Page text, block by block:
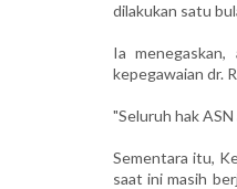
dilakukan satu
Ia
kepegawaian dr.
"Seluruh hak
Sementara itu,
saat ini masih